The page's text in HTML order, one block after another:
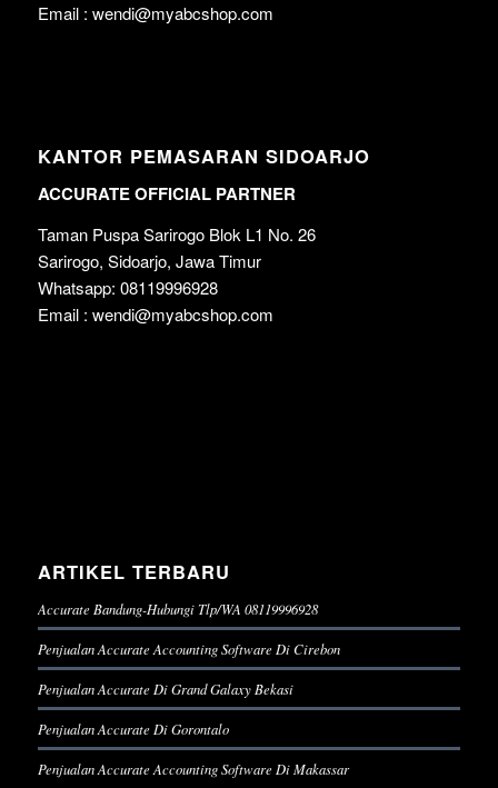
Email : wendi@myabcshop.com
KANTOR PEMASARAN SIDOARJO
ACCURATE OFFICIAL PARTNER
Taman Puspa Sarirogo Blok L1 No. 26
Sarirogo, Sidoarjo, Jawa Timur
Whatsapp: 08119996928
Email : wendi@myabcshop.com
ARTIKEL TERBARU
Accurate Bandung-Hubungi Tlp/WA 08119996928
Penjualan Accurate Accounting Software Di Cirebon
Penjualan Accurate Di Grand Galaxy Bekasi
Penjualan Accurate Di Gorontalo
Penjualan Accurate Accounting Software Di Makassar